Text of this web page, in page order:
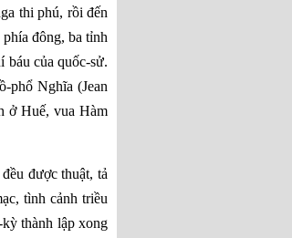
thi phú, rồi đến
đông, ba tỉnh
của quốc-sử.
phổ Nghĩa (Jean
ở Huế, vua Hàm
được thuật, tả
tình cảnh triều
thành lập xong